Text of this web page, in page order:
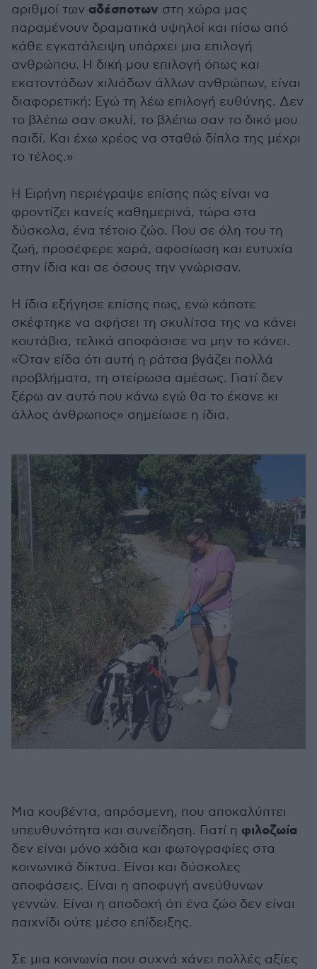
αριθμοί των αδέσποτων στη χώρα μας
παραμένουν δραματικά υψηλοί και πίσω από
κάθε εγκατάλειψη υπάρχει μια επιλογή
ανθρώπου. Η δική μου επιλογή όπως και
εκατοντάδων χιλιάδων άλλων ανθρώπων, είναι
διαφορετική: Εγώ τη λέω επιλογή ευθύνης. Δεν
το βλέπω σαν σκυλί, το βλέπω σαν το δικό μου
παιδί. Και έχω χρέος να σταθώ δίπλα της μέχρι
το τέλος.»
Η Ειρήνη περιέγραψε επίσης πώς είναι να
φροντίζει κανείς καθημερινά, τώρα στα
δύσκολα, ένα τέτοιο ζώο. Που σε όλη του τη
ζωή, προσέφερε χαρά, αφοσίωση και ευτυχία
στην ίδια και σε όσους την γνώρισαν.
Η ίδια εξήγησε επίσης πως, ενώ κάποτε
σκέφτηκε να αφήσει τη σκυλίτσα της να κάνει
κουτάβια, τελικά αποφάσισε να μην το κάνει.
«Όταν είδα ότι αυτή η ράτσα βγάζει πολλά
προβλήματα, τη στείρωσα αμέσως. Γιατί δεν
ξέρω αν αυτό που κάνω εγώ θα το έκανε κι
άλλος άνθρωπος» σημείωσε η ίδια.
Μια κουβέντα, απρόσμενη, που αποκαλύπτει
υπευθυνότητα και συνείδηση. Γιατί η φιλοζωία
δεν είναι μόνο χάδια και φωτογραφίες στα
κοινωνικά δίκτυα. Είναι και δύσκολες
αποφάσεις. Είναι η αποφυγή ανεύθυνων
γεννών. Είναι η αποδοχή ότι ένα ζώο δεν είναι
παιχνίδι ούτε μέσο επίδειξης.
Σε μια κοινωνία που συχνά χάνει πολλές αξίες